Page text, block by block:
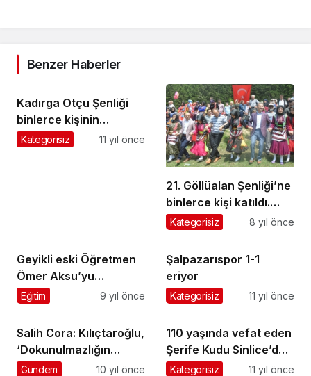
Benzer Haberler
Kadırga Otçu Şenliği
binlerce kişinin
katılımıyla yapıldı
Kategorisiz 11 yıl önce
21. Göllüalan Şenliği’ne
binlerce kişi katıldı.
Araçlar yollara sığmadı
Kategorisiz 8 yıl önce
Geyikli eski Öğretmen
Ömer Aksu’yu
ebediyete uğurladı
Eğitim 9 yıl önce
Şalpazarıspor 1-1
eriyor
Kategorisiz 11 yıl önce
Salih Cora: Kılıçtaroğlu,
‘Dokunulmazlığın
kaldırılmasına’ HAYIR
Gündem 10 yıl önce
110 yaşında vefat eden
Şerife Kudu Sinlice’de
toprağa verildi
Kategorisiz 11 yıl önce